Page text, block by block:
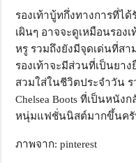
รองเท้าบู้ทกึ่งทางการที่ไ
เผินๆ อาจจะดูเหมือนรอง
หรู รวมถึงยังมีจุดเด่นที่สา
รองเท้าจะมีส่วนที่เป็นยา
สวมใส่ในชีวิตประจำวัน ร
Chelsea Boots ที่เป็นหนั
หนุ่มแฟชั่นนิสต์มากขึ้นครั
ภาพจาก: pinterest